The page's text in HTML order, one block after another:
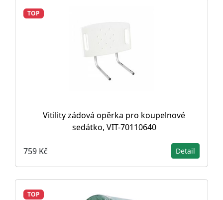
TOP
Vitility zádová opěrka pro koupelnové
sedátko, VIT-70110640
759 Kč Detail
TOP